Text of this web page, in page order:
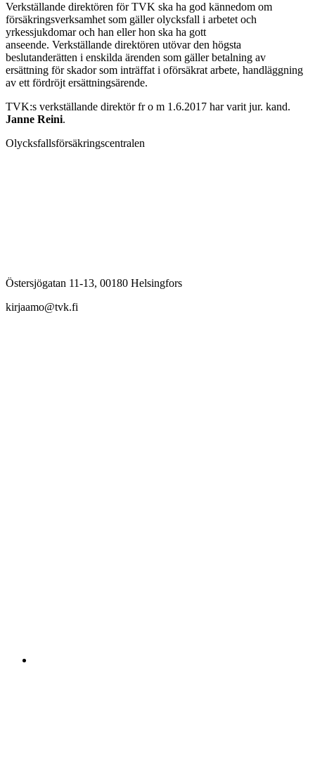
Verkställande direktören för TVK ska ha god kännedom om
försäkringsverksamhet som gäller olycksfall i arbetet och
yrkessjukdomar och han eller hon ska ha gott
anseende. Verkställande direktören utövar den högsta
beslutanderätten i enskilda ärenden som gäller betalning av
ersättning för skador som inträffat i oförsäkrat arbete, handläggning
av ett fördröjt ersättningsärende.
TVK:s verkställande direktör fr o m 1.6.2017 har varit jur. kand.
Janne Reini.
Olycksfallsförsäkringscentralen
Östersjögatan 11-13, 00180 Helsingfors
kirjaamo@tvk.fi